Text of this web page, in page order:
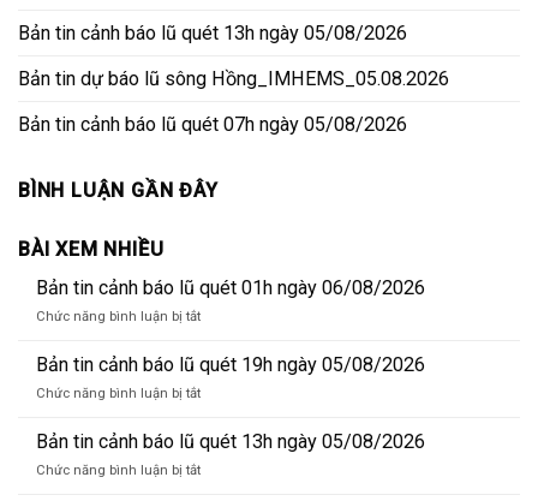
Bản tin cảnh báo lũ quét 13h ngày 05/08/2026
Bản tin dự báo lũ sông Hồng_IMHEMS_05.08.2026
Bản tin cảnh báo lũ quét 07h ngày 05/08/2026
BÌNH LUẬN GẦN ĐÂY
BÀI XEM NHIỀU
Bản tin cảnh báo lũ quét 01h ngày 06/08/2026
Chức năng bình luận bị tắtở
tin
báo
quét
01h
Bản tin cảnh báo lũ quét 19h ngày 05/08/2026
Chức năng bình luận bị tắtở
tin
báo
Bản tin cảnh báo lũ quét 13h ngày 05/08/2026
Chức năng bình luận bị tắtở